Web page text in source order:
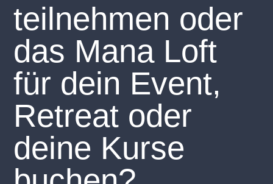
teilnehmen oder
das Mana Loft
für dein Event,
Retreat oder
deine Kurse